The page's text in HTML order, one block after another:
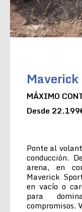
MÁXIMO
Desde
Ponte al
conducción.
arena, en
Maverick
en vacío o
para
compromisos.